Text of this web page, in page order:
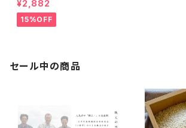
¥2,882
15%OFF
セール中の商品